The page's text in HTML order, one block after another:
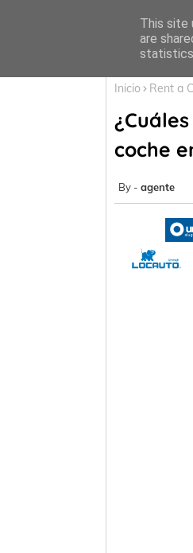
Inicio Rent a
coche
agente
This site
are